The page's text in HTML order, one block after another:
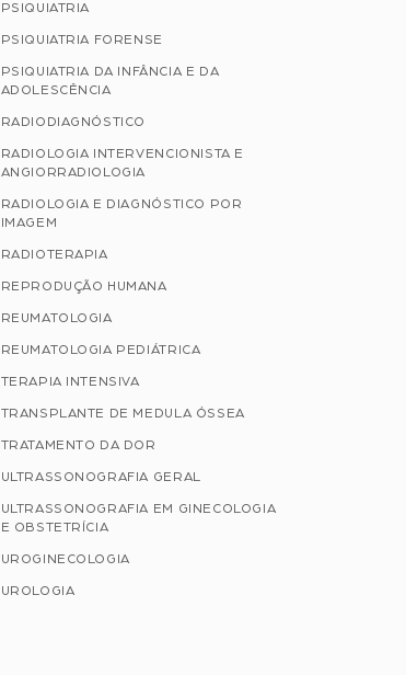
PSIQUIATRIA
PSIQUIATRIA FORENSE
PSIQUIATRIA DA INFÂNCIA E DA
ADOLESCÊNCIA
RADIODIAGNÓSTICO
RADIOLOGIA INTERVENCIONISTA E
ANGIORRADIOLOGIA
RADIOLOGIA E DIAGNÓSTICO POR
IMAGEM
RADIOTERAPIA
REPRODUÇÃO HUMANA
REUMATOLOGIA
REUMATOLOGIA PEDIÁTRICA
TERAPIA INTENSIVA
TRANSPLANTE DE MEDULA ÓSSEA
TRATAMENTO DA DOR
ULTRASSONOGRAFIA GERAL
ULTRASSONOGRAFIA EM GINECOLOGIA
E OBSTETRÍCIA
UROGINECOLOGIA
UROLOGIA